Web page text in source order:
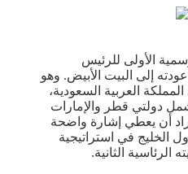
الأولى للرئيس
إلى البيت الأبيض. وهو
العربية السعودية،
دولتي قطر والإمارات
أن يعطي إشارة واضحة
الخليج في استراتيجية
الرئاسية الثانية.